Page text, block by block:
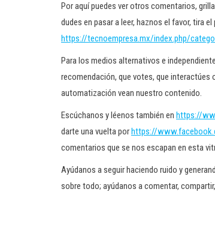
Por aquí puedes ver otros comentarios,
dudes en pasar a leer, haznos el favor, tira
https://tecnoempresa.mx/index.php/
Para los medios alternativos e
recomendación, que votes, que interactúes
automatización vean nuestro contenido.
Escúchanos y léenos también en https://
darte una vuelta porhttps://
comentarios que se nos escapan en esta
Ayúdanos a seguir haciendo ruido y
sobre todo; ayúdanos a comentar,